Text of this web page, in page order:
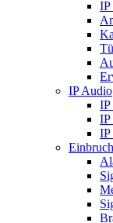
IP
IP Audio
IP
IP
IP